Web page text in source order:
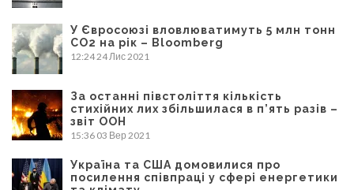
У Євросоюзі вловлюватимуть 5 млн тонн
CO2 на рік – Bloomberg
12:24 24 Лис 2021
За останні півстоліття кількість
стихійних лих збільшилася в п’ять разів –
звіт ООН
15:36 03 Вер 2021
Україна та США домовилися про
посилення співпраці у сфері енергетики